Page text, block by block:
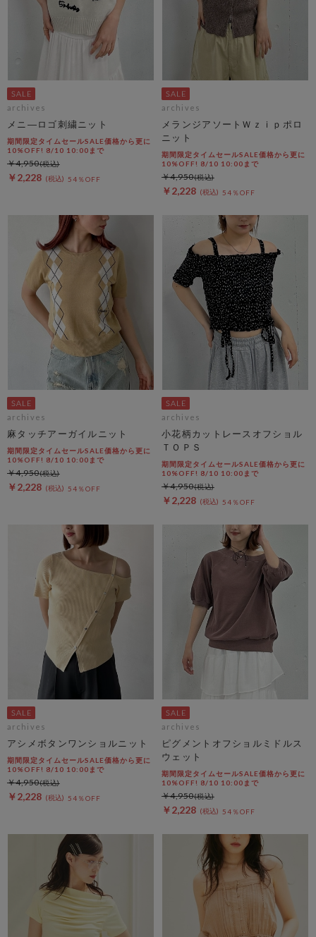
archives
メニ―ロゴ刺繍ニット
期間限定タイムセールSALE価格から更に
10%OFF! 8/10 10:00まで
￥2,228 54％OFF
￥4,950
archives
メランジアソートＷｚｉｐポロ
ニット
期間限定タイムセールSALE価格から更に
10%OFF! 8/10 10:00まで
￥2,228 54％OFF
￥4,950
archives
麻タッチアーガイルニット
期間限定タイムセールSALE価格から更に
10%OFF! 8/10 10:00まで
￥2,228 54％OFF
￥4,950
archives
小花柄カットレースオフショル
ＴＯＰＳ
期間限定タイムセールSALE価格から更に
10%OFF! 8/10 10:00まで
￥2,228 54％OFF
￥4,950
archives
アシメボタンワンショルニット
期間限定タイムセールSALE価格から更に
10%OFF! 8/10 10:00まで
￥2,228 54％OFF
￥4,950
archives
ピグメントオフショルミドルス
ウェット
期間限定タイムセールSALE価格から更に
10%OFF! 8/10 10:00まで
￥2,228 54％OFF
￥4,950